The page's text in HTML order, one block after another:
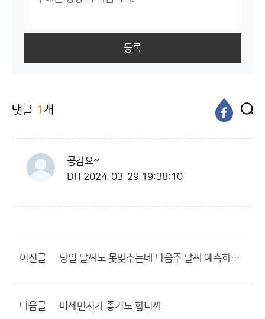
등록
댓글 1 개
공감요~
DH 2024-03-29 19:38:10
이전글 당일 날씨도 못맞추는데 다음주 날씨 예측하는게 가능해요?
다음글 미세먼지가 좋기도 합니까